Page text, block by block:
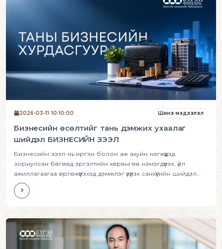
2026-03-11 10:10:00 Шинэ мэдээлэл
Бизнесийн өсөлтийг тань дэмжих ухаалаг
шийдэл БИЗНЕСИЙН ЗЭЭЛ
Бизнесийн зээл нь иргэн болон аж ахуйн нэгжүүдэд
зориулсан бөгөөд эргэлтийн хөрөнгөө нэмэгдүүлэх, үйл
ажиллагаагаа өргөжүүлэхэд дэмжлэг үзүүлэх санхүүгийн шийдэл
юм.